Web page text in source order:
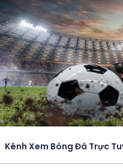
Kênh Xem Bóng Đá Trực